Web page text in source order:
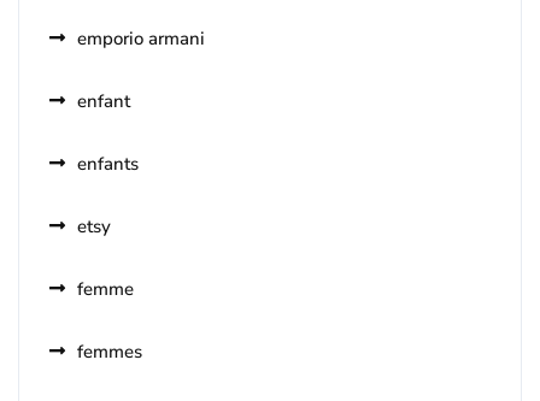
emporio armani
enfant
enfants
etsy
femme
femmes